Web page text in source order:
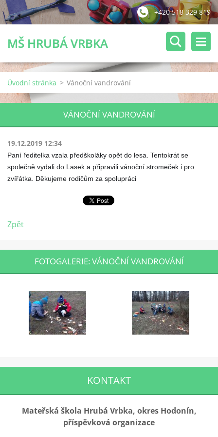
+420 518 329 819
MŠ HRUBÁ VRBKA
Úvodní stránka > Vánoční vandrování
VÁNOČNÍ VANDROVÁNÍ
19.12.2019 12:34
Paní ředitelka vzala předškoláky opět do lesa. Tentokrát se
společně vydali do Lasek a připravili vánoční stromeček i pro
zvířátka. Děkujeme rodičům za spolupráci
Zpět
FOTOGALERIE: VÁNOČNÍ VANDROVÁNÍ
KONTAKT
Mateřská škola Hrubá Vrbka, okres Hodonín,
příspěvková organizace